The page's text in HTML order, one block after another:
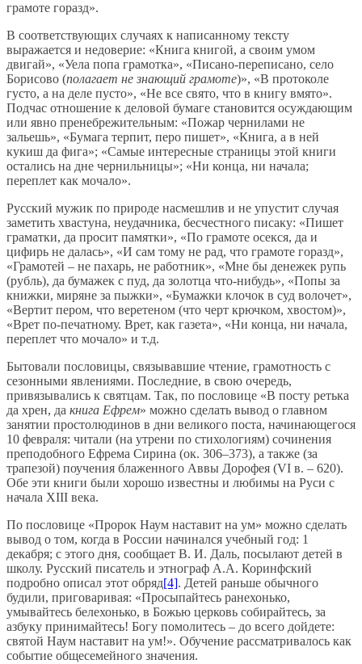
грамоте горазд».
В соответствующих случаях к написанному тексту
выражается и недоверие: «Книга книгой, а своим умом
двигай», «Уела попа грамотка», «Писано-переписано, село
Борисово (полагает не знающий грамоте)», «В протоколе
густо, а на деле пусто», «Не все свято, что в книгу вмято».
Подчас отношение к деловой бумаге становится осуждающим
или явно пренебрежительным: «Пожар чернилами не
зальешь», «Бумага терпит, перо пишет», «Книга, а в ней
кукиш да фига»; «Самые интересные страницы этой книги
остались на дне чернильницы»; «Ни конца, ни начала;
переплет как мочало».
Русский мужик по природе насмешлив и не упустит случая
заметить хвастуна, неудачника, бесчестного писаку: «Пишет
граматки, да просит памятки», «По грамоте осекся, да и
цифирь не далась», «И сам тому не рад, что грамоте горазд»,
«Грамотей – не пахарь, не работник», «Мне бы денежек рупь
(рубль), да бумажек с пуд, да золотца что-нибудь», «Попы за
книжки, миряне за пыжки», «Бумажки клочок в суд волочет»,
«Вертит пером, что веретеном (что черт крючком, хвостом)»,
«Врет по-печатному. Врет, как газета», «Ни конца, ни начала,
переплет что мочало» и т.д.
Бытовали пословицы, связывавшие чтение, грамотность с
сезонными явлениями. Последние, в свою очередь,
привязывались к святцам. Так, по пословице «В посту ретька
да хрен, да книга Ефрем» можно сделать вывод о главном
занятии простолюдинов в дни великого поста, начинающегося
10 февраля: читали (на утрени по стихологиям) сочинения
преподобного Ефрема Сирина (ок. 306–373), а также (за
трапезой) поучения блаженного Аввы Дорофея (VI в. – 620).
Обе эти книги были хорошо известны и любимы на Руси с
начала XIII века.
По пословице «Пророк Наум наставит на ум» можно сделать
вывод о том, когда в России начинался учебный год: 1
декабря; с этого дня, сообщает В. И. Даль, посылают детей в
школу. Русский писатель и этнограф А.А. Коринфский
подробно описал этот обряд[4]. Детей раньше обычного
будили, приговаривая: «Просыпайтесь ранехонько,
умывайтесь белехонько, в Божью церковь собирайтесь, за
азбуку принимайтесь! Богу помолитесь – до всего дойдете:
святой Наум наставит на ум!». Обучение рассматривалось как
событие общесемейного значения.